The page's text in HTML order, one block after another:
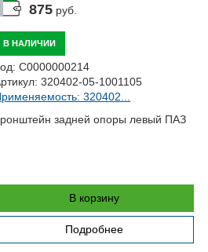
875 руб.
В НАЛИЧИИ
С0000000214
320402-05-1001105
320402...
задней опоры левый ПАЗ
В корзину
Подробнее